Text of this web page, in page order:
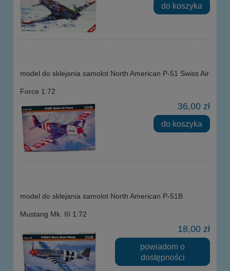
do koszyka
model do sklejania samolot North American P-51 Swiss Air
Force 1:72
36,00 zł
do koszyka
model do sklejania samolot North American P-51B
Mustang Mk. III 1:72
18,00 zł
powiadom o
dostępności